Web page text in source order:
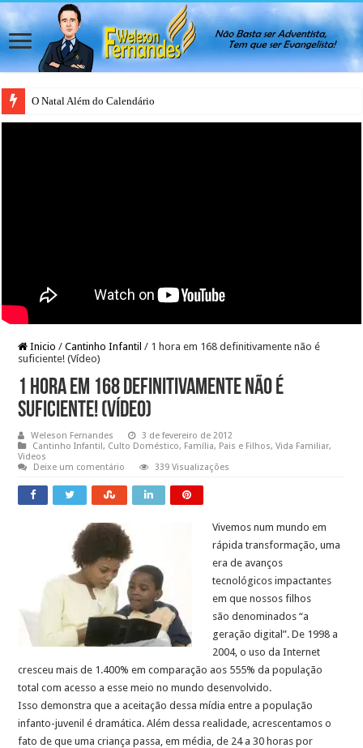
O Natal Além do Calendário
Japão rejeita casamento gay para evitar colapso da natalidade, afirma
Inicio / Cantinho Infantil / 1 hora em 168 definitivamente não é
suficiente! (Vídeo)
1 hora em 168 definitivamente não é
suficiente! (Vídeo)
Weleson Fernandes
3 de fevereiro de 2012
Cantinho Infantil, Culto Doméstico, Família, Pais e Filhos,Vida Familiar,
Videos
Deixe um comentário
339 Visualizações
Vivemos num mundo em
rápida transformação, uma
era de avanços
tecnológicos impactantes
em que nossos filhos
são denominados “a
geração digital”. De 1998 a
2004, o uso da Internet
cresceu mais de 1.400% em comparação aos 555% da população
total com acesso a esse meio no mundo desenvolvido.
Isso demonstra que a aceitação dessa mídia entre a população
infanto-juvenil é dramática. Além dessa realidade, acrescentamos o
fato de que uma criança passa, em média, de 24 a 30 horas por